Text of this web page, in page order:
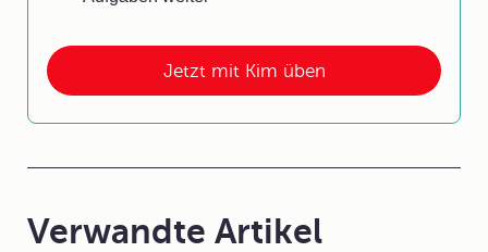
Jetzt mit Kim üben
Verwandte Artikel